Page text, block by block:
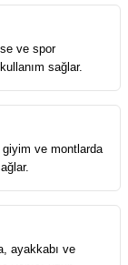
ve spor
sağlar.
giyim ve montlarda
ayakkabı ve